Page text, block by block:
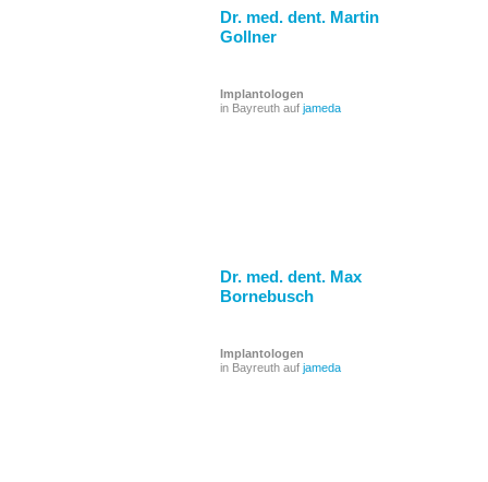
Dr. med. dent. Martin
Gollner
Implantologen
in Bayreuth auf jameda
Dr. med. dent. Max
Bornebusch
Implantologen
in Bayreuth auf jameda